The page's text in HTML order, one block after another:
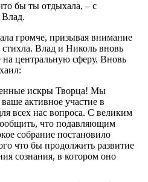
бы ты отдыхала, – с
Влад.
громче, призывая внимание
Влад и Николь вновь
центральную сферу. Вновь
искры Творца! Мы
активное участие в
всех нас вопроса. С великим
что подавляющим
собрание постановило
что бы продолжить развитие
сознания, в котором оно